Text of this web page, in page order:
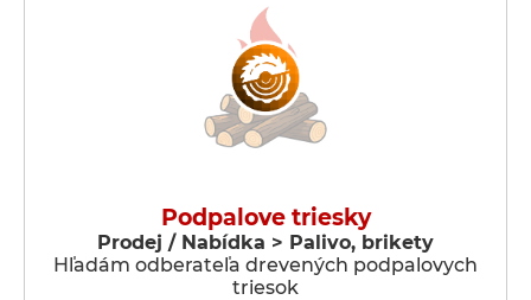
Podpalove triesky
Prodej / Nabídka > Palivo, brikety
Hľadám odberateľa drevených podpalovych
triesok